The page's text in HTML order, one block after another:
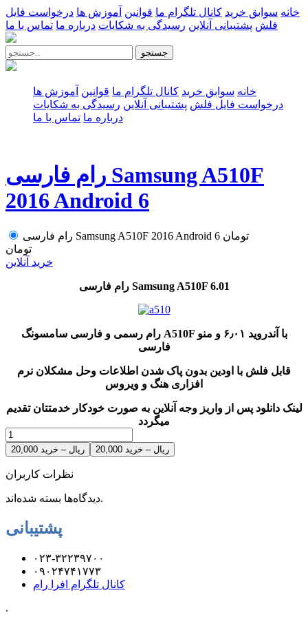
خانه سوابق خرید کانال تلگرام ما قوانین آموزش ها درخواست فایل
فلش پشتیبانی آنلاین رسیدگی به شکایات درباره ما تماس با ما
جستجو
خانه سوابق خرید کانال تلگرام ما قوانین آموزش ها
درخواست فایل فلش پشتیبانی آنلاین رسیدگی به شکایات
درباره ما تماس با ما
رام فارسی Samsung A510F
2016 Android 6
رام فارسی Samsung A510F 2016 Android 6 تومان
تومان
خرید آنلاین
رام فارسی Samsung A510F 6.01
رام رسمی و فارسی سامسونگ A510F با آندروید ۶٫۰۱ و منو
فارسی
قابل فلش با اودین بدون پاک شدن اطلاعات وحل مشکلان نرم
افزاری هنگ و ویروس
لینک دانلود پس از واریز وجه آنلاین به صورت خودکار خدمتتان تقدیم
میگردد
20,000 ریال – خرید
نظرات کاربران
دیدگاه‌ها بسته شده‌اند.
پشتیبانی
۰۲۳-۳۲۲۳۹۷۰۰
۰۹۰۲۴۷۴۱۷۷۳
کانال تلگرام افرا رام
.